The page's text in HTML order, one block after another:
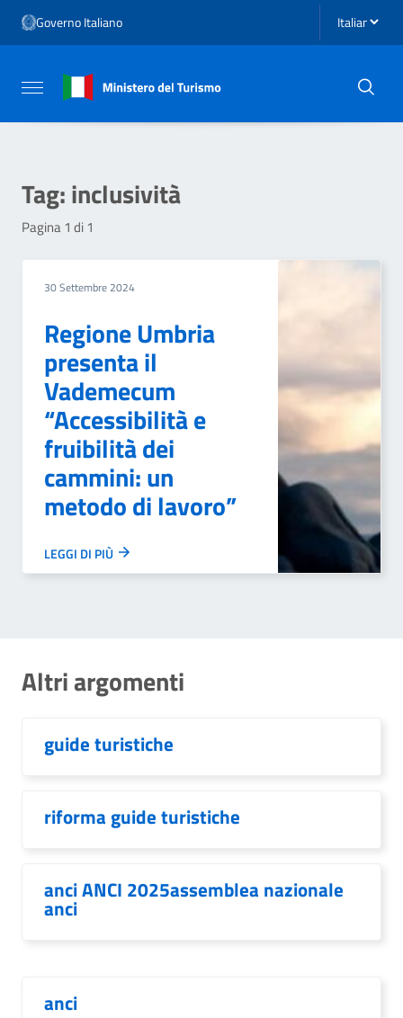
Vai al menu di navigazione
Vai al footer
Governo Italiano Seleziona
Attiva / disattiva la navigazione
Tag:inclusività
Pagina 1 di 1
30 Settembre 2024
Regione Umbria
presenta il
Vademecum
“Accessibilità e
fruibilità dei
cammini: un
metodo di lavoro”
LEGGI DI PIÙ
Altri argomenti
guide turistiche
riforma guide turistiche
anci ANCI 2025assemblea nazionale
anci
anci